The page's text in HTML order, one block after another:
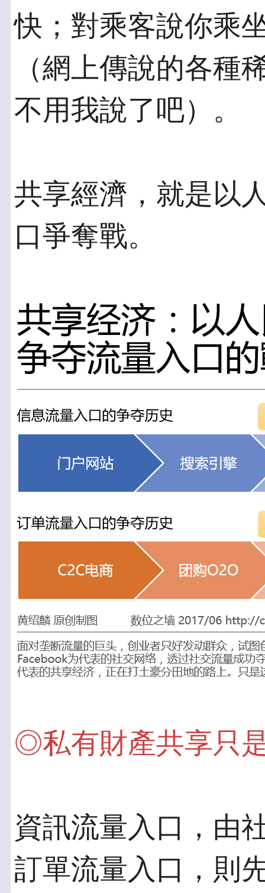
快；對乘客說你乘
（網上傳說的各種
不用我說了吧）。
共享經濟，就是以
口爭奪戰。
◎私有財產共享只
資訊流量入口，由
訂單流量入口，則